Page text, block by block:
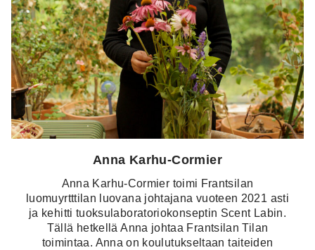
Anna Karhu-Cormier
Anna Karhu-Cormier toimi Frantsilan
luomuyrtttilan luovana johtajana vuoteen 2021 asti
ja kehitti tuoksulaboratoriokonseptin Scent Labin.
Tällä hetkellä Anna johtaa Frantsilan Tilan
toimintaa. Anna on koulutukseltaan taiteiden